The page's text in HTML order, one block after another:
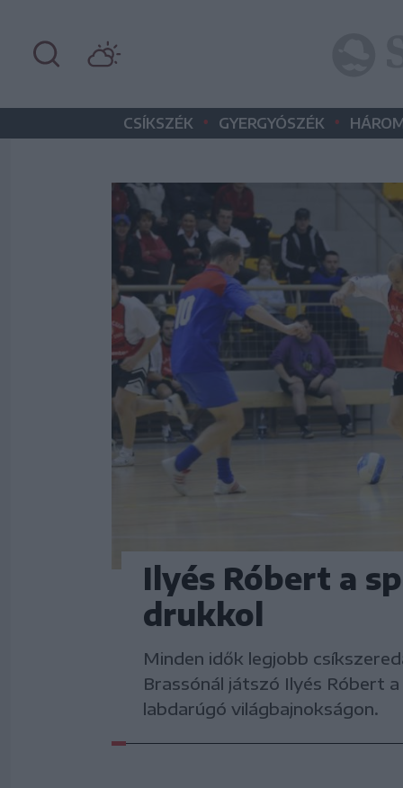
CSÍKSZÉK • GYERGYÓSZÉK •
Ilyés Róbert a
drukkol
Minden idők legjobb
Brassónál játszó Ilyés Róbert
labdarúgó világbajnokságon.